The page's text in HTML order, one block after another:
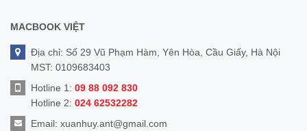
MACBOOK VIỆT
Địa chỉ: Số 29 Vũ Phạm Hàm, Yên Hòa, Cầu Giấy, Hà Nội
MST: 0109683403
Hotline 1: 09 88 092 830
Hotline 2: 024 62532282
Email: xuanhuy.ant@gmail.com